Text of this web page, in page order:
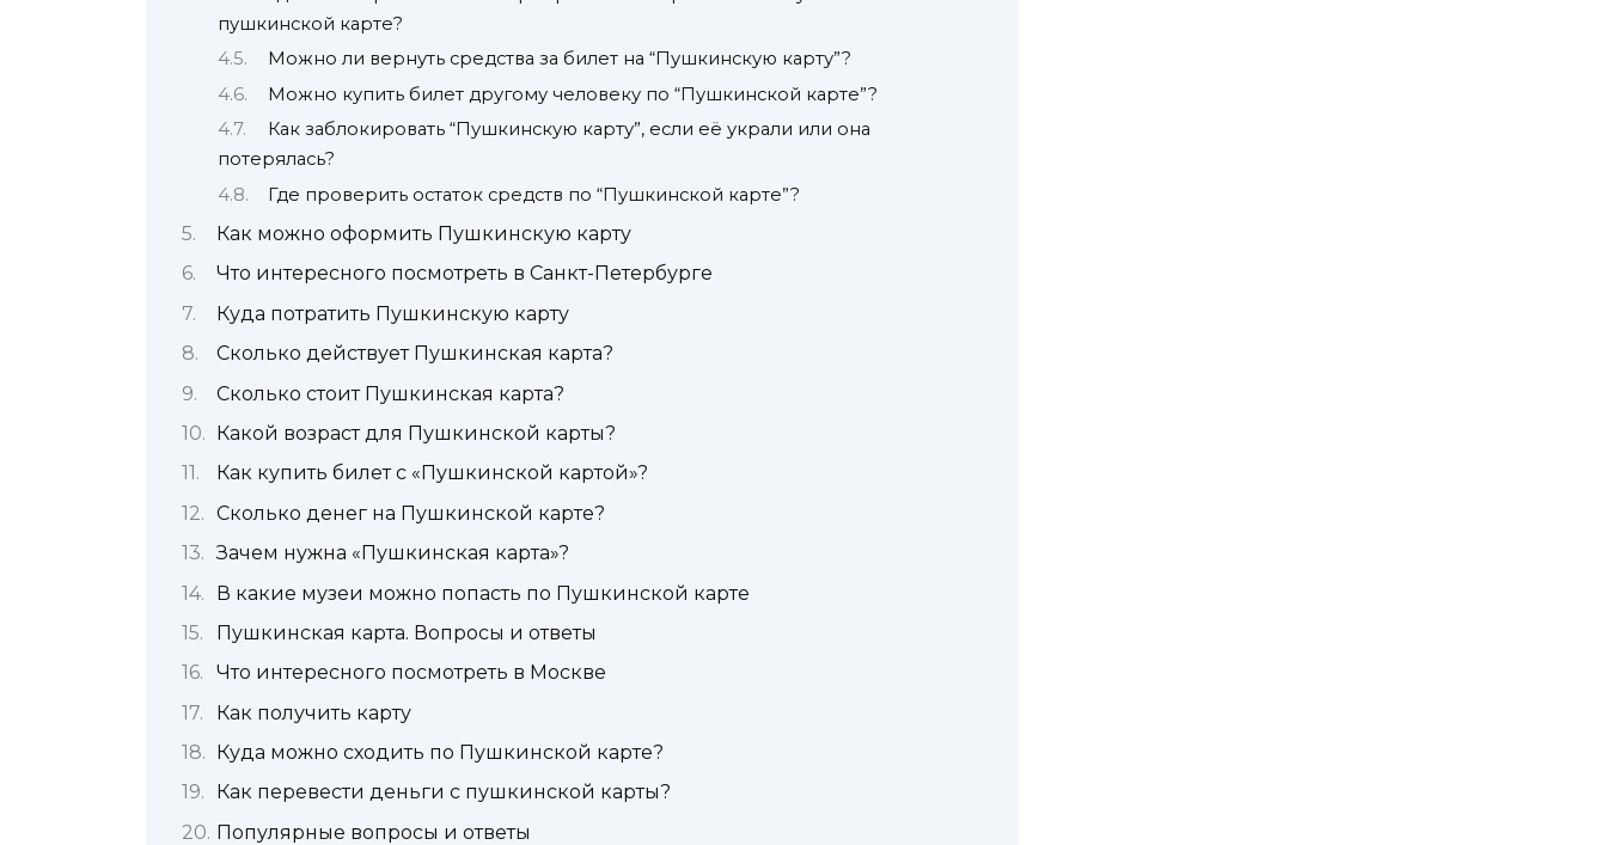
пушкинской карте?
Можно ли вернуть средства за билет на “Пушкинскую карту”?
Можно купить билет другому человеку по “Пушкинской карте”?
Как заблокировать “Пушкинскую карту”, если её украли или она
потерялась?
Где проверить остаток средств по “Пушкинской карте”?
Как можно оформить Пушкинскую карту
Что интересного посмотреть в Санкт-Петербурге
Куда потратить Пушкинскую карту
Сколько действует Пушкинская карта?
Сколько стоит Пушкинская карта?
Какой возраст для Пушкинской карты?
Как купить билет с «Пушкинской картой»?
Сколько денег на Пушкинской карте?
Зачем нужна «Пушкинская карта»?
В какие музеи можно попасть по Пушкинской карте
Пушкинская карта. Вопросы и ответы
Что интересного посмотреть в Москве
Как получить карту
Куда можно сходить по Пушкинской карте?
Как перевести деньги с пушкинской карты?
Популярные вопросы и ответы